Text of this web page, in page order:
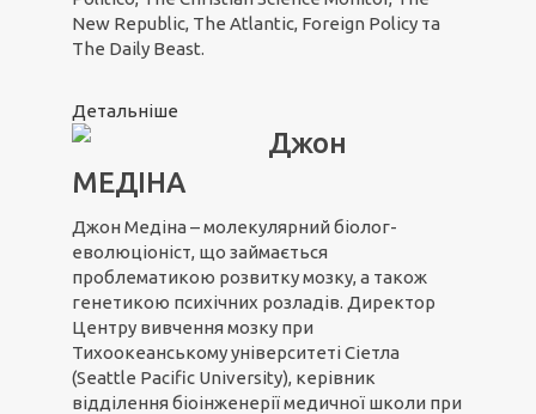
New Republic, The Atlantic, Foreign Policy та
The Daily Beast.
Детальніше
Джон
МЕДІНА
Джон Медіна – молекулярний біолог-
еволюціоніст, що займається
проблематикою розвитку мозку, а також
генетикою психічних розладів. Директор
Центру вивчення мозку при
Тихоокеанському університеті Сіетла
(Seattle Pacific University), керівник
відділення біоінженерії медичної школи при